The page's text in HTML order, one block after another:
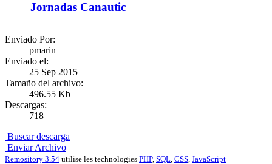
Jornadas Canautic
Enviado Por:
pmarin
Enviado el:
25 Sep 2015
Tamaño del archivo:
496.55 Kb
Descargas:
718
Buscar descarga
Enviar Archivo
Remository 3.54 utilise les technologies PHP, SQL, CSS, JavaScript